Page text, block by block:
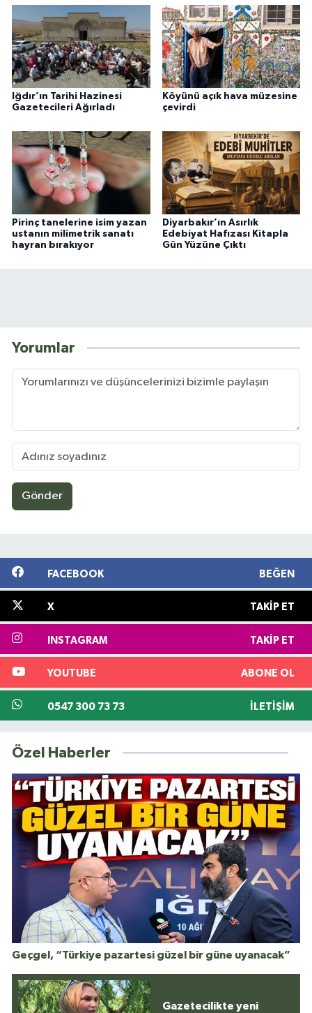
Iğdır’ın Tarihi Hazinesi
Gazetecileri Ağırladı
Köyünü açık hava müzesine
çevirdi
Pirinç tanelerine isim yazan
ustanın milimetrik sanatı
hayran bırakıyor
Diyarbakır’ın Asırlık
Edebiyat Hafızası Kitapla
Gün Yüzüne Çıktı
Yorumlar
Gönder
FACEBOOK BEĞEN
X TAKIP ET
INSTAGRAM TAKIP ET
YOUTUBE ABONE OL
0547 300 73 73 İLETIŞIM
Özel Haberler
Geçgel, “Türkiye pazartesi güzel bir güne uyanacak”
Gazetecilikte yeni